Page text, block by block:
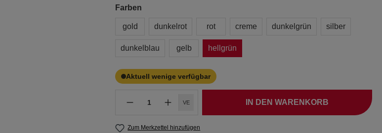
Farben
gold dunkelrot rot creme dunkelgrün silber
dunkelblau gelb hellgrün
Aktuell wenige verfügbar
VE IN DEN WARENKORB
Zum Merkzettel hinzufügen